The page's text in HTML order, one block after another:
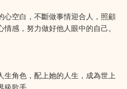
心空白，不斷做事情迎合人，照顧
感，努力做好他人眼中的自己。
生角色，配上她的人生，成為世上
歌手。